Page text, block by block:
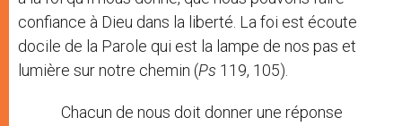
confiance à Dieu dans la liberté. La foi est écoute
docile de la Parole qui est la lampe de nos pas et
lumière sur notre chemin (Ps 119, 105).
Chacun de nous doit donner une réponse